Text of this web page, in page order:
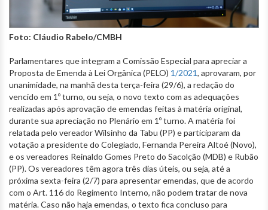
Foto: Cláudio Rabelo/CMBH
Parlamentares que integram a Comissão Especial para apreciar a
Proposta de Emenda à Lei Orgânica (PELO) 1/2021, aprovaram, por
unanimidade, na manhã desta terça-feira (29/6), a redação do
vencido em 1º turno, ou seja, o novo texto com as adequações
realizadas após aprovação de emendas feitas à matéria original,
durante sua apreciação no Plenário em 1º turno. A matéria foi
relatada pelo vereador Wilsinho da Tabu (PP) e participaram da
votação a presidente do Colegiado, Fernanda Pereira Altoé (Novo),
e os vereadores Reinaldo Gomes Preto do Sacolção (MDB) e Rubão
(PP). Os vereadores têm agora três dias úteis, ou seja, até a
próxima sexta-feira (2/7) para apresentar emendas, que de acordo
com o Art. 116 do Regimento Interno, não podem tratar de nova
matéria. Caso não haja emendas, o texto fica concluso para